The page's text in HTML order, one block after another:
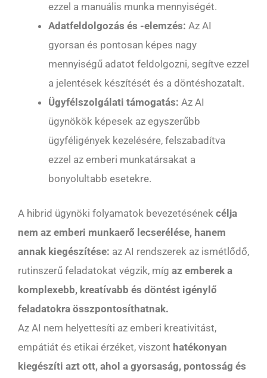
ezzel a manuális munka mennyiségét.
Adatfeldolgozás és -elemzés: Az AI
gyorsan és pontosan képes nagy
mennyiségű adatot feldolgozni, segítve ezzel
a jelentések készítését és a döntéshozatalt.
Ügyfélszolgálati támogatás: Az AI
ügynökök képesek az egyszerűbb
ügyféligények kezelésére, felszabadítva
ezzel az emberi munkatársakat a
bonyolultabb esetekre.
A hibrid ügynöki folyamatok bevezetésének célja
nem az emberi munkaerő lecserélése, hanem
annak kiegészítése: az AI rendszerek az ismétlődő,
rutinszerű feladatokat végzik, míg az emberek a
komplexebb, kreatívabb és döntést igénylő
feladatokra összpontosíthatnak.
Az AI nem helyettesíti az emberi kreativitást,
empátiát és etikai érzéket, viszont hatékonyan
kiegészíti azt ott, ahol a gyorsaság, pontosság és